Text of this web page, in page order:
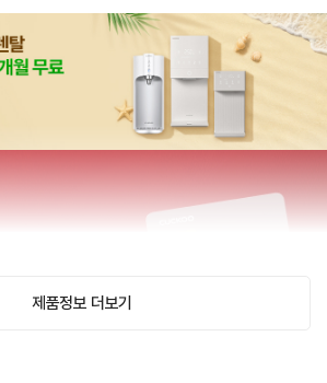
제품정보 더보기